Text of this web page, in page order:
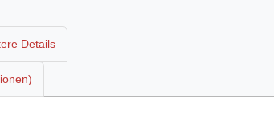
Details